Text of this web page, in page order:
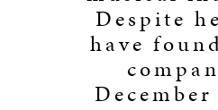
Despite
have